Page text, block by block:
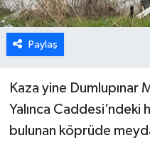
Paylaş
Kaza yine Dumlupınar
Yalınca Caddesi’ndeki
bulunan köprüde
Genel
Hisarcık
İlçeler